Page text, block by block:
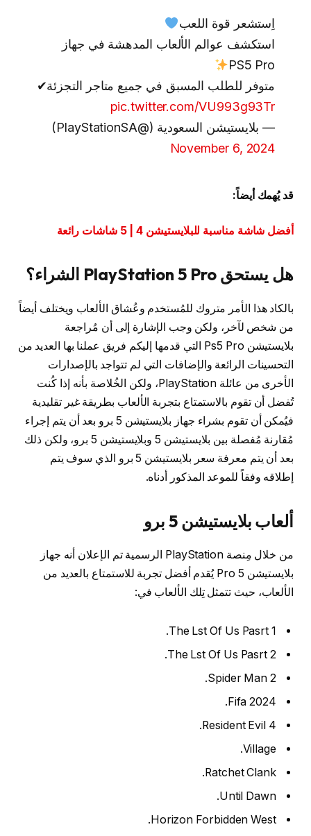
اِستشعر قوة اللعب
استكشف عوالم الألعاب المدهشة في جهاز
PS5 Pro
متوفر للطلب المسبق في جميع متاجر التجزئة✔
pic.twitter.com/VU993g93Tr
— بلايستيشن السعودية (@PlayStationSA)
November 6, 2024
قد يُهمك أيضاً:
أفضل شاشة مناسبة للبلايستيشن 4 | 5 شاشات رائعة
هل يستحق PlayStation 5 Pro الشراء؟
بالكاد هذا الأمر متروك للمُستخدم وعُشاق الألعاب ويختلف أيضاً
من شخص لآخر، ولكن وجب الإشارة إلى أن مُراجعة
بلايستيشن Ps5 Pro التي قدمها إليكم فريق عملنا بها العديد من
التحسينات الرائعة والإضافات التي لم تتواجد بالإصدارات
الأخرى من عائلة PlayStation، ولكن الخُلاصة بأنه إذا كُنت
تُفضل أن تقوم بالاستمتاع بتجربة الألعاب بطريقة غير تقليدية
فيُمكن أن تقوم بشراء جهاز بلايستيشن 5 برو بعد أن يتم إجراء
مُقارنة مُفصلة بين بلايستيشن 5 وبلايستيشن 5 برو، ولكن ذلك
بعد أن يتم معرفة سعر بلايستيشن 5 برو الذي سوف يتم
إطلاقه وفقاً للموعد المذكور أدناه.
ألعاب بلايستيشن 5 برو
من خلال مِنصة PlayStation الرسمية تم الإعلان أنه جهاز
بلايستيشن 5 Pro يُقدم أفضل تجربة للاستمتاع بالعديد من
الألعاب، حيث تتمثل تِلك الألعاب في:
The Lst Of Us Pasrt 1.
The Lst Of Us Pasrt 2.
Spider Man 2.
Fifa 2024.
Resident Evil 4.
Village.
Ratchet Clank.
Until Dawn.
Horizon Forbidden West.